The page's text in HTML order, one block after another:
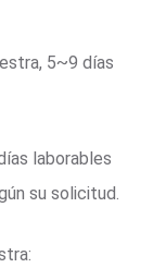
5~9 días
laborables
su solicitud.